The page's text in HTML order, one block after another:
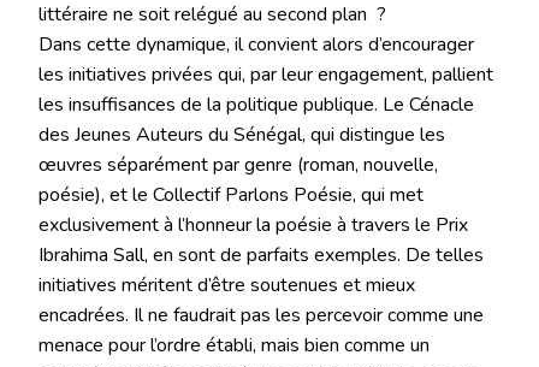
littéraire ne soit relégué au second plan ?
Dans cette dynamique, il convient alors d’encourager
les initiatives privées qui, par leur engagement, pallient
les insuffisances de la politique publique. Le Cénacle
des Jeunes Auteurs du Sénégal, qui distingue les
œuvres séparément par genre (roman, nouvelle,
poésie), et le Collectif Parlons Poésie, qui met
exclusivement à l’honneur la poésie à travers le Prix
Ibrahima Sall, en sont de parfaits exemples. De telles
initiatives méritent d’être soutenues et mieux
encadrées. Il ne faudrait pas les percevoir comme une
menace pour l’ordre établi, mais bien comme un